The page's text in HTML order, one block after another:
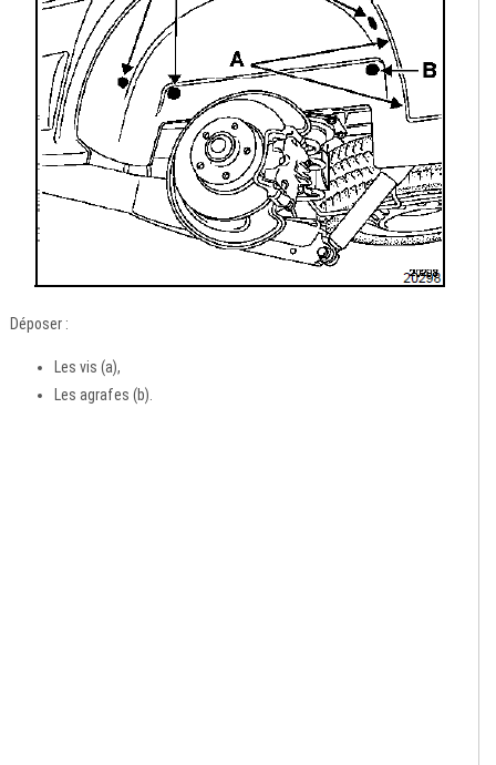
Déposer :
Les vis (a),
Les agrafes (b).